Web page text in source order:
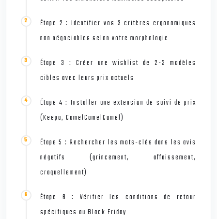
Étape 2 : Identifier vos 3 critères ergonomiques
non négociables selon votre morphologie
Étape 3 : Créer une wishlist de 2-3 modèles
cibles avec leurs prix actuels
Étape 4 : Installer une extension de suivi de prix
(Keepa, CamelCamelCamel)
Étape 5 : Rechercher les mots-clés dans les avis
négatifs (grincement, affaissement,
craquellement)
Étape 6 : Vérifier les conditions de retour
spécifiques au Black Friday